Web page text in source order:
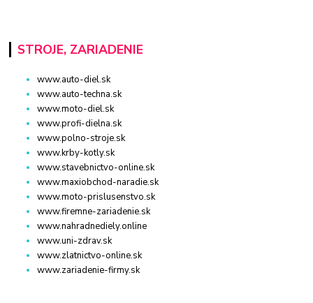
STROJE, ZARIADENIE
www.auto-diel.sk
www.auto-techna.sk
www.moto-diel.sk
www.profi-dielna.sk
www.polno-stroje.sk
www.krby-kotly.sk
www.stavebnictvo-online.sk
www.maxiobchod-naradie.sk
www.moto-prislusenstvo.sk
www.firemne-zariadenie.sk
www.nahradnediely.online
www.uni-zdrav.sk
www.zlatnictvo-online.sk
www.zariadenie-firmy.sk